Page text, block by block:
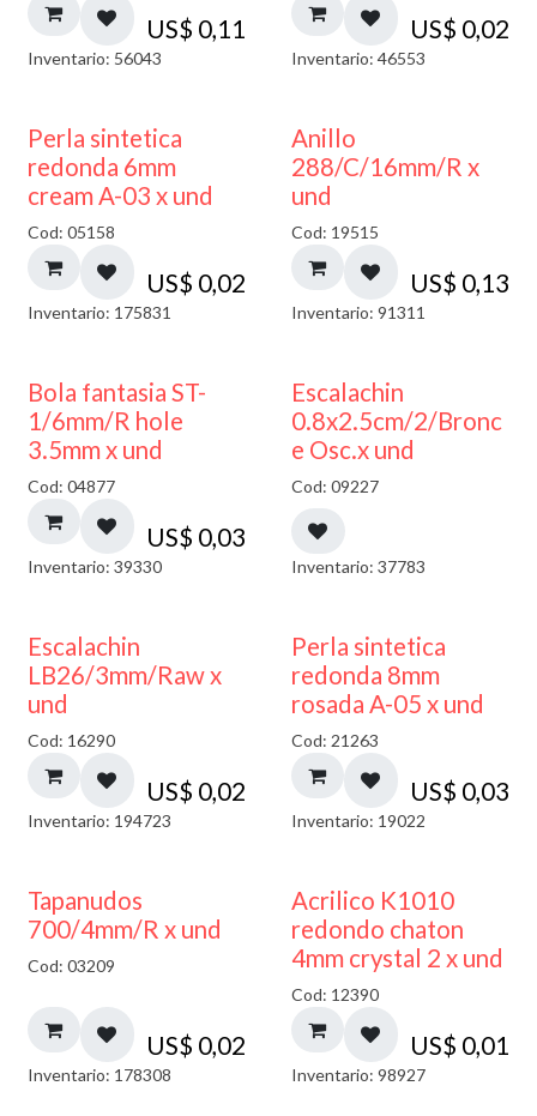
US$ 0,11
Inventario: 56043
US$ 0,02
Inventario: 46553
Perla sintetica
redonda 6mm
cream A-03 x und
Cod: 05158
US$ 0,02
Inventario: 175831
Anillo
288/C/16mm/R x
und
Cod: 19515
US$ 0,13
Inventario: 91311
Bola fantasia ST-
1/6mm/R hole
3.5mm x und
Cod: 04877
US$ 0,03
Inventario: 39330
Escalachin
0.8x2.5cm/2/Bronc
e Osc.x und
Cod: 09227
Inventario: 37783
Escalachin
LB26/3mm/Raw x
und
Cod: 16290
US$ 0,02
Inventario: 194723
Perla sintetica
redonda 8mm
rosada A-05 x und
Cod: 21263
US$ 0,03
Inventario: 19022
Tapanudos
700/4mm/R x und
Cod: 03209
US$ 0,02
Inventario: 178308
50% DESCUENTO
Acrilico K1010
redondo chaton
4mm crystal 2 x und
Cod: 12390
US$ 0,01
Inventario: 98927